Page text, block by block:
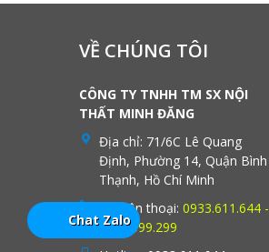
VỀ CHÚNG TÔI
CÔNG TY TNHH TM SX NỘI
THẤT MINH ĐĂNG
Địa chỉ: 71/6C Lê Quang
Định, Phường 14, Quận Bình
Thạnh, Hồ Chí Minh
Số điện thoại: 0933.611.644 -
0902.699.299
Chat Zalo